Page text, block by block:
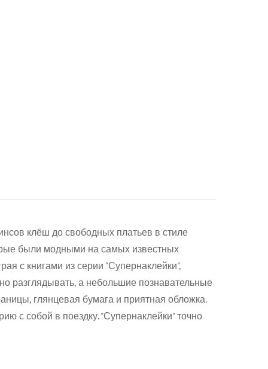
клёш до свободных платьев в стиле
были модными на самых известных
с книгами из серии "Супернаклейки",
разглядывать, а небольшие познавательные
глянцевая бумага и приятная обложка.
с собой в поездку. "Супернаклейки" точно